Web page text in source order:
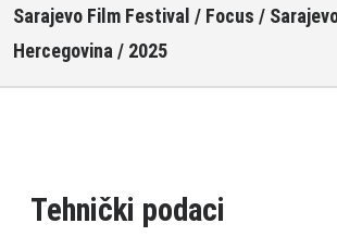
Sarajevo Film Festival / Focus /
Hercegovina / 2025
Tehnički podaci